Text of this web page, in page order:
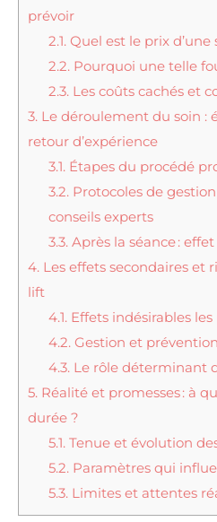
prévoir
2.1. Quel est le prix d’une
2.2. Pourquoi une telle
2.3. Les coûts cachés et
3. Le déroulement du soin :
retour d’expérience
3.1. Étapes du procédé
3.2. Protocoles de
conseils experts
3.3. Après la séance :
4. Les effets secondaires et
lift
4.1. Effets indésirables
4.2. Gestion et
4.3. Le rôle déterminant
5. Réalité et promesses : à
durée ?
5.1. Tenue et évolution
5.2. Paramètres qui
5.3. Limites et attentes